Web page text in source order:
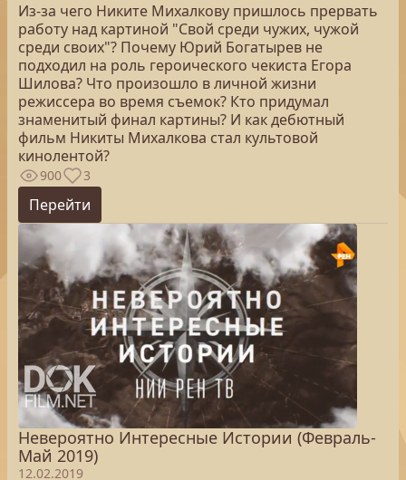
Из-за чего Никите Михалкову пришлось прервать
работу над картиной "Свой среди чужих, чужой
среди своих"? Почему Юрий Богатырев не
подходил на роль героического чекиста Егора
Шилова? Что произошло в личной жизни
режиссера во время съемок? Кто придумал
знаменитый финал картины? И как дебютный
фильм Никиты Михалкова стал культовой
кинолентой?
900 3
Перейти
Невероятно Интересные Истории (Февраль-
Май 2019)
12.02.2019